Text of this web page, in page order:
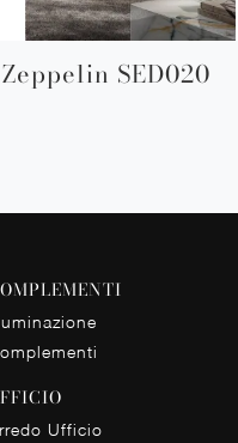
Zeppelin SED020
Ufficio